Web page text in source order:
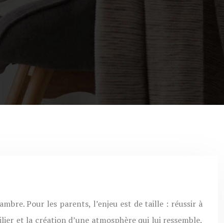
et la création d’une atmosphère qui lui ressemble,